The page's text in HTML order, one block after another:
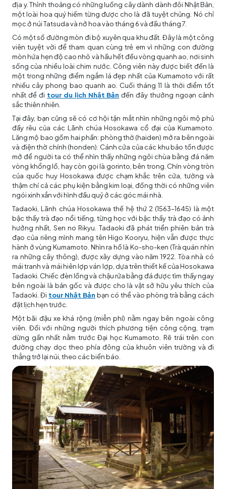
địa y. Thỉnh thoảng có những luống cây dành dành đôi Nhật Bản,
một loài hoa quý hiếm từng được cho là đã tuyệt chủng. Nó chỉ
mọc ở núi Tatsuda và nở hoa vào tháng 6 và đầu tháng 7.
Có một số đường mòn đi bộ xuyên qua khu đất. Đây là một công
viên tuyệt vời để tham quan cùng trẻ em vì những con đường
mòn hứa hẹn độ cao nhỏ và hầu hết đều vòng quanh ao, nơi sinh
sống của nhiều loài chim nước. Công viên này được biết đến là
một trong những điểm ngắm lá đẹp nhất của Kumamoto với rất
nhiều cây phong bao quanh ao. Cuối tháng 11 là thời điểm tốt
nhất để đi tour du lịch Nhật Bản đến đây thưởng ngoạn cảnh
sắc thiên nhiên.
Tại đây, bạn cũng sẽ có cơ hội tận mắt nhìn những ngôi mộ phủ
đầy rêu của các Lãnh chúa Hosokawa cổ đại của Kumamoto.
Lăng mộ bao gồm hai phần: phòng thờ (haiden) mở ra bên ngoài
và điện thờ chính (honden). Cánh cửa của các khu bảo tồn được
mở để người ta có thể nhìn thấy những ngôi chùa bằng đá năm
vòng khổng lồ, hay còn gọi là gorinto, bên trong. Chín vòng tròn
của quốc huy Hosokawa được chạm khắc trên cửa, tường và
thậm chí cả các phụ kiện bằng kim loại, đồng thời có những viên
ngói xinh xắn với hình đầu quỷ ở các góc mái nhà.
Tadaoki, Lãnh chúa Hosokawa thế hệ thứ 2 (1563–1645) là một
bậc thầy trà đạo nổi tiếng, từng học với bậc thầy trà đạo có ảnh
hưởng nhất, Sen no Rikyu. Tadaoki đã phát triển phiên bản trà
đạo của riêng mình mang tên Higo Kooryu, hiện vẫn được thực
hành ở vùng Kumamoto. Nhìn ra hồ là Ko-sho-ken (Trà quán nhìn
ra những cây thông), được xây dựng vào năm 1922. Tòa nhà có
mái tranh và mái hiên lợp ván lợp, dựa trên thiết kế của Hosokawa
Tadaoki. Chiếc đèn lồng và chậu rửa bằng đá được tìm thấy ngay
bên ngoài là bản gốc và được cho là vật sở hữu yêu thích của
Tadaoki. Đi tour Nhật Bản bạn có thể vào phòng trà bằng cách
đặt lịch hẹn trước.
Một bãi đậu xe khá rộng (miễn phí) nằm ngay bên ngoài công
viên. Đối với những người thích phương tiện công cộng, trạm
dừng gần nhất nằm trước Đại học Kumamoto. Rẽ trái trên con
đường chạy dọc theo phía đông của khuôn viên trường và đi
thẳng trở lại núi, theo các biển báo.